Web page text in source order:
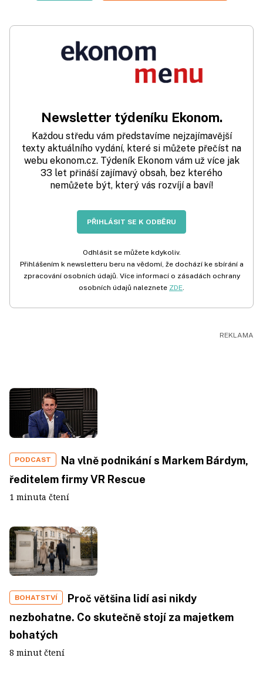
Newsletter týdeníku Ekonom.
Každou středu vám představíme nejzajímavější
texty aktuálního vydání, které si můžete přečíst na
webu ekonom.cz. Týdeník Ekonom vám už více jak
33 let přináší zajímavý obsah, bez kterého
nemůžete být, který vás rozvíjí a baví!
PŘIHLÁSIT SE K ODBĚRU
Odhlásit se můžete kdykoliv.
Přihlášením k newsletteru beru na vědomí, že dochází ke sbírání a
zpracování osobních údajů. Více informací o zásadách ochrany
osobních údajů naleznete ZDE.
PODCAST
Na vlně podnikání s Markem Bárdym,
ředitelem firmy VR Rescue
1 minuta čtení
BOHATSTVÍ
Proč většina lidí asi nikdy
nezbohatne. Co skutečně stojí za majetkem
bohatých
8 minut čtení